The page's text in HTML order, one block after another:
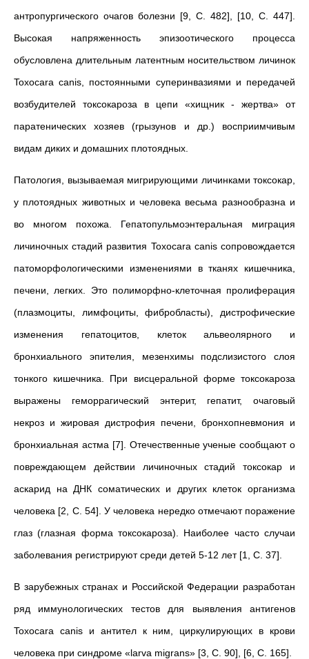
антропургического очагов болезни [9, С. 482], [10, С. 447].
Высокая напряженность эпизоотического процесса
обусловлена длительным латентным носительством личинок
Toxocara canis, постоянными суперинвазиями и передачей
возбудителей токсокароза в цепи «хищник - жертва» от
паратенических хозяев (грызунов и др.) восприимчивым
видам диких и домашних плотоядных.
Патология, вызываемая мигрирующими личинками токсокар,
у плотоядных животных и человека весьма разнообразна и
во многом похожа. Гепатопульмоэнтеральная миграция
личиночных стадий развития Toxocara canis сопровождается
патоморфологическими изменениями в тканях кишечника,
печени, легких. Это полиморфно-клеточная пролиферация
(плазмоциты, лимфоциты, фибробласты), дистрофические
изменения гепатоцитов, клеток альвеолярного и
бронхиального эпителия, мезенхимы подслизистого слоя
тонкого кишечника. При висцеральной форме токсокароза
выражены геморрагический энтерит, гепатит, очаговый
некроз и жировая дистрофия печени, бронхопневмония и
бронхиальная астма [7]. Отечественные ученые сообщают о
повреждающем действии личиночных стадий токсокар и
аскарид на ДНК соматических и других клеток организма
человека [2, С. 54]. У человека нередко отмечают поражение
глаз (глазная форма токсокароза). Наиболее часто случаи
заболевания регистрируют среди детей 5-12 лет [1, С. 37].
В зарубежных странах и Российской Федерации разработан
ряд иммунологических тестов для выявления антигенов
Toxocara canis и антител к ним, циркулирующих в крови
человека при синдроме «larva migrans» [3, С. 90], [6, С. 165].